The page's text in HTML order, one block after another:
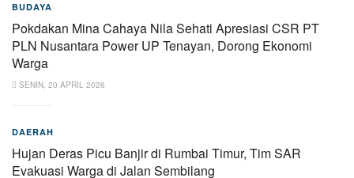
BUDAYA
Pokdakan Mina Cahaya Nila Sehati Apresiasi CSR PT
PLN Nusantara Power UP Tenayan, Dorong Ekonomi
Warga
SENIN, 20 APRIL 2026
DAERAH
Hujan Deras Picu Banjir di Rumbai Timur, Tim SAR
Evakuasi Warga di Jalan Sembilang